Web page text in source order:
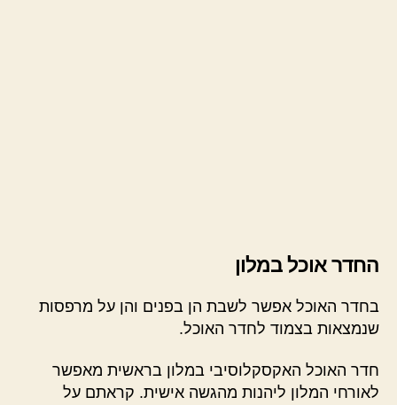
החדר אוכל במלון
בחדר האוכל אפשר לשבת הן בפנים והן על מרפסות
שנמצאות בצמוד לחדר האוכל.
חדר האוכל האקסקלוסיבי במלון בראשית מאפשר
לאורחי המלון ליהנות מהגשה אישית. קראתם על